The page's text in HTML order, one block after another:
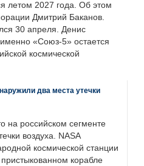
летом 2027 года. Об этом
Дмитрий Баканов.
30 апреля. Денис
«Союз-5» остается
космической
два места утечки
на российском сегменте
воздуха. NASA
космической станции
корабле